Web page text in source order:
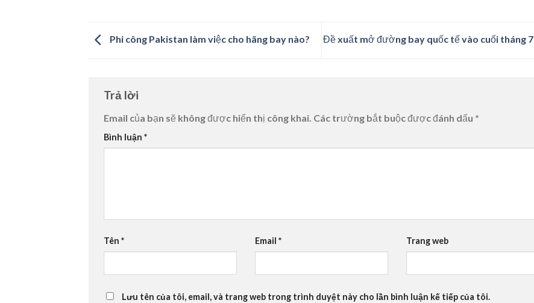
Phi công Pakistan làm việc cho hãng bay nào? Đề xuất mở đường bay quốc tế vào cuối tháng 7
Trả lời
Email của bạn sẽ không được hiển thị công khai. Các trường bắt buộc được đánh dấu *
Bình luận *
Tên * Email * Trang web
Lưu tên của tôi, email, và trang web trong trình duyệt này cho lần bình luận kế tiếp của tôi.